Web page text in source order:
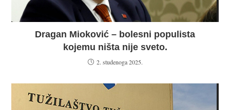
Dragan Mioković – bolesni populista
kojemu ništa nije sveto.
2. studenoga 2025.